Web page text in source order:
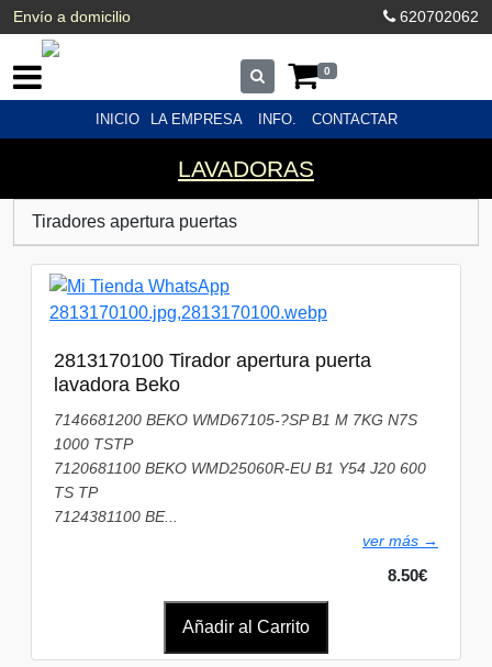
Envío a domicilio 620702062
0
INICIO LA EMPRESA INFO. CONTACTAR
LAVADORAS
Tiradores apertura puertas
2813170100 Tirador apertura puerta
lavadora Beko
7146681200 BEKO WMD67105-?SP B1 M 7KG N7S
1000 TSTP
7120681100 BEKO WMD25060R-EU B1 Y54 J20 600
TS TP
7124381100 BE...
ver más →
8.50€
Añadir al Carrito